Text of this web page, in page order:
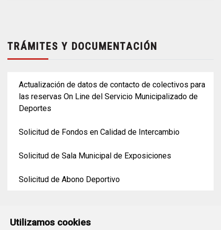
Utilizamos cookies
TRÁMITES Y DOCUMENTACIÓN
Actualización de datos de contacto de colectivos para
las reservas On Line del Servicio Municipalizado de
Deportes
Solicitud de Fondos en Calidad de Intercambio
Solicitud de Sala Municipal de Exposiciones
Solicitud de Abono Deportivo